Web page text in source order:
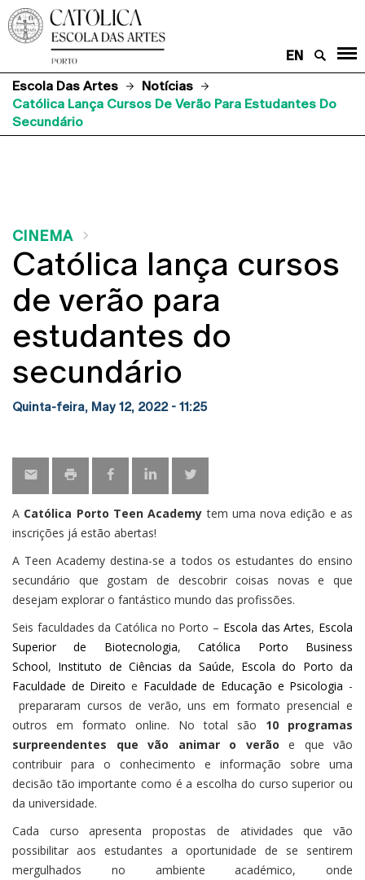
EN
Escola Das Artes
Notícias
Católica Lança Cursos De Verão Para Estudantes Do
Secundário
CINEMA
Católica lança cursos
de verão para
estudantes do
secundário
Quinta-feira, May 12, 2022 - 11:25
A Católica Porto Teen Academy tem uma nova edição e as
inscrições já estão abertas!
A Teen Academy destina-se a todos os estudantes do ensino
secundário que gostam de descobrir coisas novas e que
desejam explorar o fantástico mundo das profissões.
Seis faculdades da Católica no Porto – Escola das Artes, Escola
Superior de Biotecnologia,Católica Porto Business
School, Instituto de Ciências da Saúde, Escola do Porto da
Faculdade de Direito e Faculdade de Educação e Psicologia -
prepararam cursos de verão, uns em formato presencial e
outros em formato online. No total são 10 programas
surpreendentes que vão animar o verão e que vão
contribuir para o conhecimento e informação sobre uma
decisão tão importante como é a escolha do curso superior ou
da universidade.
Cada curso apresenta propostas de atividades que vão
possibilitar aos estudantes a oportunidade de se sentirem
mergulhados no ambiente académico, onde